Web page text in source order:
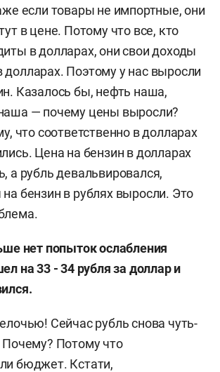
если товары не импортные, они
в цене. Потому что все, кто
в долларах, они свои доходы
Поэтому у нас выросли
Казалось бы, нефть наша,
— почему цены выросли?
что соответственно в долларах
Цена на бензин в долларах
а рубль девальвировался,
бензин в рублях выросли. Это
нет попыток ослабления
на 33 - 34 рубля за доллар и
Сейчас рубль снова чуть-
Почему? Потому что
бюджет. Кстати,